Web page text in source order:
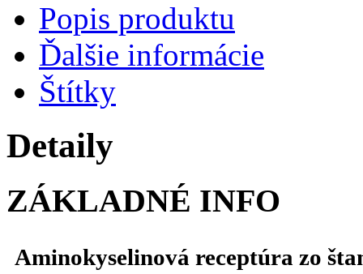
Popis produktu
Ďalšie informácie
Štítky
Detaily
ZÁKLADNÉ INFO
Aminokyselinová receptúra zo